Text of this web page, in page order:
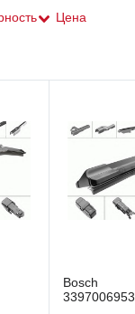
Цена
Bosch
3397006953